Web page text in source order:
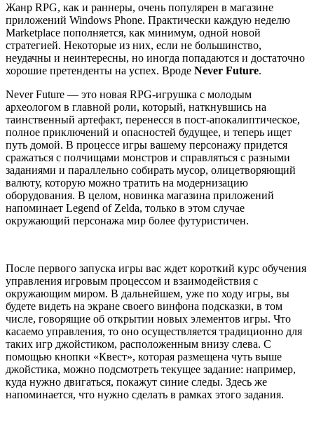
Жанр RPG, как и раннеры, очень популярен в магазине
приложений Windows Phone. Практически каждую неделю
Marketplace пополняется, как минимум, одной новой
стратегией. Некоторые из них, если не большинство,
неудачны и неинтересны, но иногда попадаются и достаточно
хорошие претенденты на успех. Вроде Never Future.
Never Future — это новая RPG-игрушка с молодым
археологом в главной роли, который, наткнувшись на
таинственный артефакт, перенесся в пост-апокалиптическое,
полное приключений и опасностей будущее, и теперь ищет
путь домой. В процессе игры вашему персонажу придется
сражаться с полчищами монстров и справляться с разными
заданиями и параллельно собирать мусор, олицетворяющий
валюту, которую можно тратить на модернизацию
оборудования. В целом, новинка магазина приложений
напоминает Legend of Zelda, только в этом случае
окружающий персонажа мир более футуристичен.
После первого запуска игры вас ждет короткий курс обучения
управления игровым процессом и взаимодействия с
окружающим миром. В дальнейшем, уже по ходу игры, вы
будете видеть на экране своего винфона подсказки, в том
числе, говорящие об открытии новых элементов игры. Что
касаемо управления, то оно осуществляется традиционно для
таких игр джойстиком, расположенным внизу слева. С
помощью кнопки «Квест», которая размещена чуть выше
джойстика, можно подсмотреть текущее задание: например,
куда нужно двигаться, покажут синие следы. Здесь же
напоминается, что нужно сделать в рамках этого задания.